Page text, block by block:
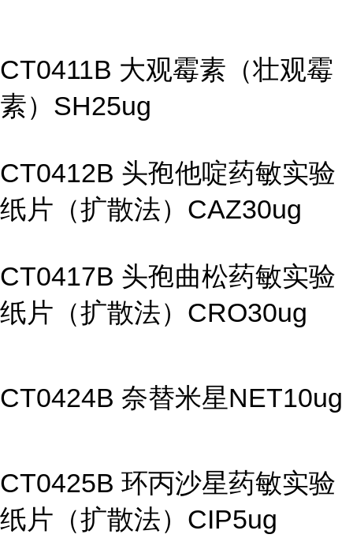
CT0411B 大观霉素（壮观霉
素）SH25ug
CT0412B 头孢他啶药敏实验
纸片（扩散法）CAZ30ug
CT0417B 头孢曲松药敏实验
纸片（扩散法）CRO30ug
CT0424B 奈替米星NET10ug
CT0425B 环丙沙星药敏实验
纸片（扩散法）CIP5ug